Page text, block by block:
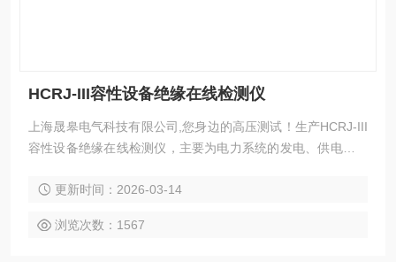
HCRJ-III容性设备绝缘在线检测仪
上海晟皋电气科技有限公司,您身边的高压测试！生产HCRJ-III
容性设备绝缘在线检测仪，主要为电力系统的发电、供电、用
验设备和检测仪器仪表，咨询！
更新时间：2026-03-14
浏览次数：1567